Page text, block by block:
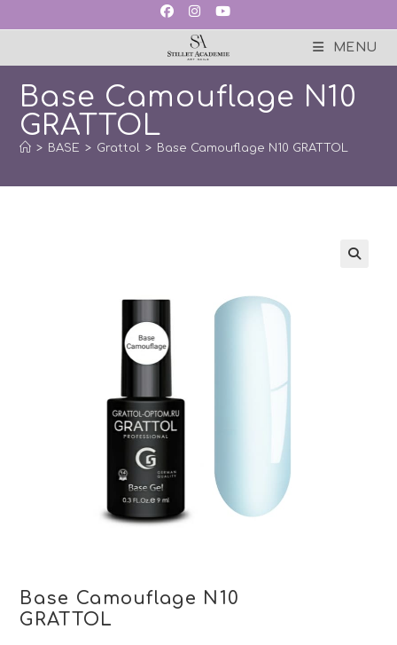
MENU
Base Camouflage N10
GRATTOL
> BASE > Grattol > Base Camouflage N10 GRATTOL
Base Camouflage N10
GRATTOL